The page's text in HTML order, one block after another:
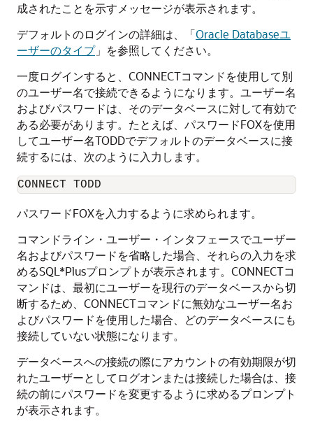
成されたことを示すメッセージが表示されます。
デフォルトのログインの詳細は、「Oracle Databaseユ
ーザーのタイプ」を参照してください。
一度ログインすると、CONNECTコマンドを使用して別
のユーザー名で接続できるようになります。 ユーザー名
およびパスワードは、そのデータベースに対して有効で
ある必要があります。たとえば、パスワードFOXを使用
してユーザー名TODDでデフォルトのデータベースに接
続するには、次のように入力します。
CONNECT TODD
パスワードFOXを入力するように求められます。
コマンドライン・ユーザー・インタフェースでユーザー
名およびパスワードを省略した場合、それらの入力を求
めるSQL*Plusプロンプトが表示されます。CONNECTコ
マンドは、最初にユーザーを現行のデータベースから切
断するため、CONNECTコマンドに無効なユーザー名お
よびパスワードを使用した場合、どのデータベースにも
接続していない状態になります。
データベースへの接続の際にアカウントの有効期限が切
れたユーザーとしてログオンまたは接続した場合は、接
続の前にパスワードを変更するように求めるプロンプト
が表示されます。